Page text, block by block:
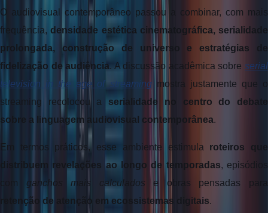
O audiovisual contemporâneo passou a combinar, com mais
frequência, densidade estética cinematográfica, serialidade
prolongada, construção de universo e estratégias de
fidelização de audiência. A discussão acadêmica sobre serial
television in the age of streaming mostra justamente que o
streaming recolocou a serialidade no centro do debate
sobre a linguagem audiovisual contemporânea.
Em termos práticos, esse ambiente estimula roteiros que
distribuem revelações ao longo de temporadas, episódios
com ganchos mais calculados
retenção de atenção em ecossistemas digitais.